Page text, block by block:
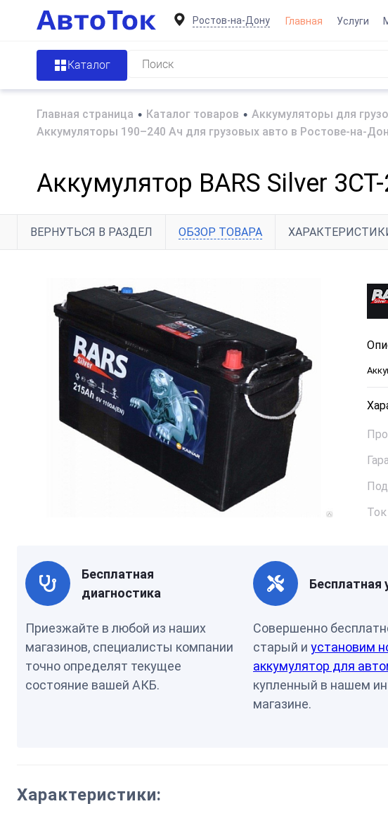
Ростов-на-Дону Главная Услуги
Каталог
Главная страница • Каталог товаров • Аккумуляторы для
Аккумуляторы 190–240 Ач для грузовых авто в Ростове-на-
Аккумулятор BARS Silver
ВЕРНУТЬСЯ В РАЗДЕЛ ОБЗОР ТОВАРА
Бесплатная
диагностика
Приезжайте в любой из наших
магазинов, специалисты компании
точно определят текущее
состояние вашей АКБ.
Бесплатная
Совершенно
старый и установим
аккумулятор для
купленный в нашем
магазине.
Характеристики: